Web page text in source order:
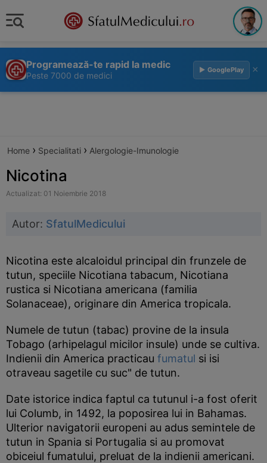
Programează-te rapid la medic
Peste 7000 de medici
▶ GooglePlay ×
Home › Specialitati › Alergologie-Imunologie
Nicotina
Actualizat: 01 Noiembrie 2018
Autor: SfatulMedicului
Nicotina este alcaloidul principal din frunzele de
tutun, speciile Nicotiana tabacum, Nicotiana
rustica si Nicotiana americana (familia
Solanaceae), originare din America tropicala.
Numele de tutun (tabac) provine de la insula
Tobago (arhipelagul micilor insule) unde se cultiva.
Indienii din America practicau fumatul si isi
otraveau sagetile cu suc" de tutun.
Date istorice indica faptul ca tutunul i-a fost oferit
lui Columb, in 1492, la poposirea lui in Bahamas.
Ulterior navigatorii europeni au adus semintele de
tutun in Spania si Portugalia si au promovat
obiceiul fumatului, preluat de la indienii americani.